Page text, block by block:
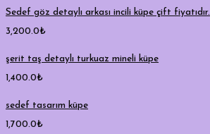
Sedef göz detaylı arkası incili küpe çift fiyatıdır.
3,200.0₺
şerit taş detaylı turkuaz mineli küpe
1,400.0₺
sedef tasarım küpe
1,700.0₺